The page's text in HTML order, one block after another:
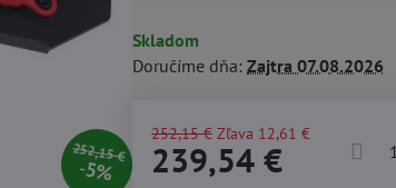
252,15 €
5%
Skladom
Doručíme dňa:Zajtra 07.08.2026
252,15 € Zľava 12,61 €
239,54 €